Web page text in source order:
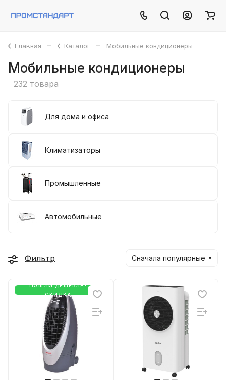
Главная – Каталог – Мобильные кондиционеры
Мобильные кондиционеры
232 товара
Для дома и офиса
Климатизаторы
Промышленные
Автомобильные
Фильтр Сначала популярные
НАШЛИ ДЕШЕВЛЕ-
СКИДКА